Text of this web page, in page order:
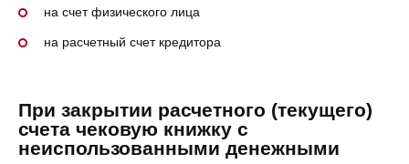
на счет физического лица
на расчетный счет кредитора
При закрытии расчетного (текущего)
счета чековую книжку с
неиспользованными денежными